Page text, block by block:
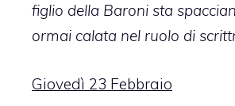
figlio della Baroni sta
ormai calata nel ruolo di
Giovedì 23 Febbraio